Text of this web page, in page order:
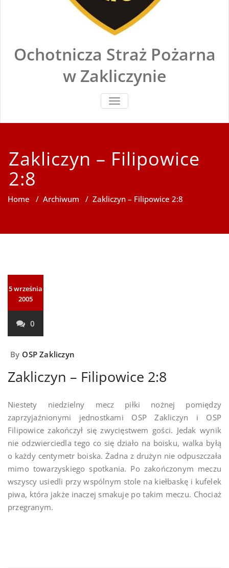
Ochotnicza Straż Pożarna
w Zakliczynie
TOGGLE
NAVIGATION
Zakliczyn – Filipowice
2:8
Home / Archiwum / Zakliczyn – Filipowice 2:8
5 września
2005
0
By OSP Zakliczyn
Zakliczyn – Filipowice 2:8
Niestety niedzielny mecz piłki nożnej pomiędzy
zaprzyjaźnionymi jednostkami OSP Zakliczyn i OSP
Filipowice zakończył się zwycięstwem gości. Jedak wynik
nie odzwierciedla tego co się działo na boisku, walka byłą
o każdy centymetr boiska. Żadna z drużyn nie odpuszczała
mimo towarzyskiego spotkania. Po zakończonym meczu
wszyscy usiedli przy wspólnym stole na kiełbaskę i kufelek
piwa, która jakże inaczej smakuje po takim meczu. Chociaż
przegranym.